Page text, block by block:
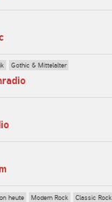
Gothic & Mittelalter
heute Modern Rock Classic Rock